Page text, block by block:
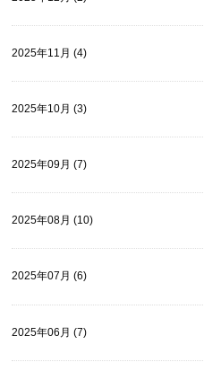
2025年11月 (4)
2025年10月 (3)
2025年09月 (7)
2025年08月 (10)
2025年07月 (6)
2025年06月 (7)